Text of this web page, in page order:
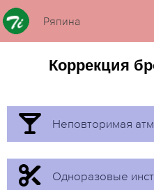
Ряпина
Коррекция
Неповторимая
Одноразовые